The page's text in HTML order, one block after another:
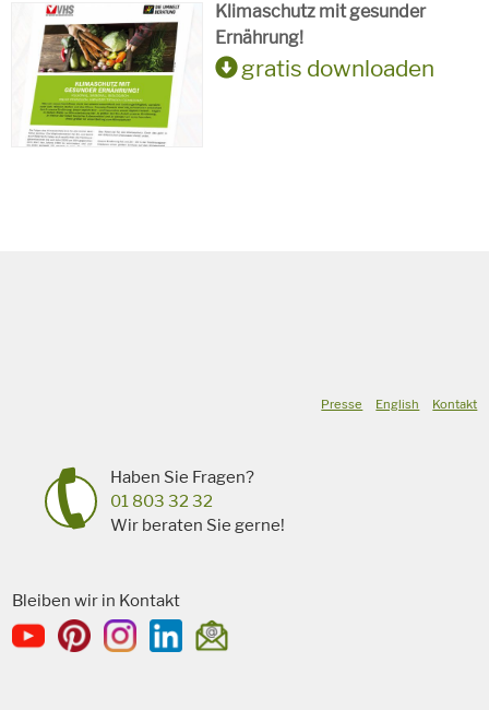
Klimaschutz mit gesunder
Ernährung!
gratis downloaden
Presse English Kontakt
Haben Sie Fragen?
01 803 32 32
Wir beraten Sie gerne!
Bleiben wir in Kontakt